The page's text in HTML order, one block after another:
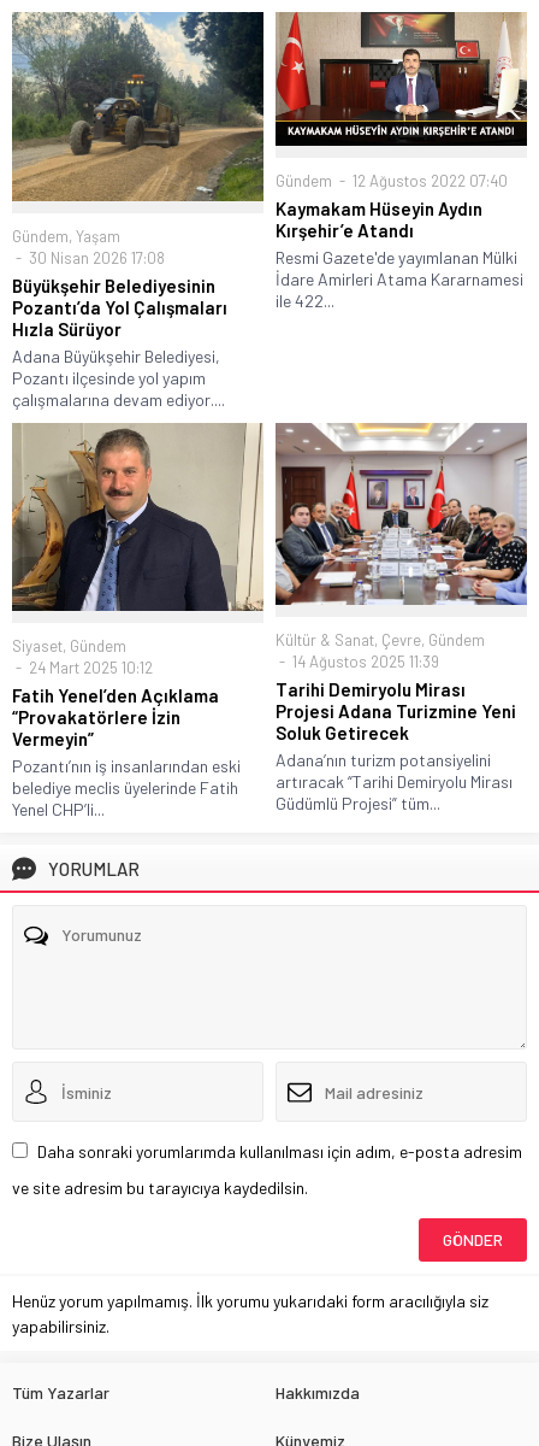
Gündem, Yaşam
30 Nisan 2026 17:08
Büyükşehir Belediyesinin
Pozantı’da Yol Çalışmaları
Hızla Sürüyor
Adana Büyükşehir Belediyesi,
Pozantı ilçesinde yol yapım
çalışmalarına devam ediyor....
Gündem 12 Ağustos 2022 07:40
Kaymakam Hüseyin Aydın
Kırşehir’e Atandı
Resmi Gazete'de yayımlanan Mülki
İdare Amirleri Atama Kararnamesi
ile 422...
Siyaset, Gündem
24 Mart 2025 10:12
Fatih Yenel’den Açıklama
“Provakatörlere İzin
Vermeyin”
Pozantı’nın iş insanlarından eski
belediye meclis üyelerinde Fatih
Yenel CHP’li...
Kültür & Sanat, Çevre, Gündem
14 Ağustos 2025 11:39
Tarihi Demiryolu Mirası
Projesi Adana Turizmine Yeni
Soluk Getirecek
Adana’nın turizm potansiyelini
artıracak “Tarihi Demiryolu Mirası
Güdümlü Projesi” tüm...
YORUMLAR
Daha sonraki yorumlarımda kullanılması için adım, e-posta adresim
ve site adresim bu tarayıcıya kaydedilsin.
Henüz yorum yapılmamış. İlk yorumu yukarıdaki form aracılığıyla siz
yapabilirsiniz.
Tüm Yazarlar Hakkımızda
Bize Ulaşın Künyemiz